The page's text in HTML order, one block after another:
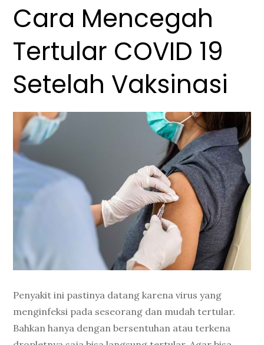
Cara Mencegah
Tertular COVID 19
Setelah Vaksinasi
Penyakit ini pastinya datang karena virus yang
menginfeksi pada seseorang dan mudah tertular.
Bahkan hanya dengan bersentuhan atau terkena